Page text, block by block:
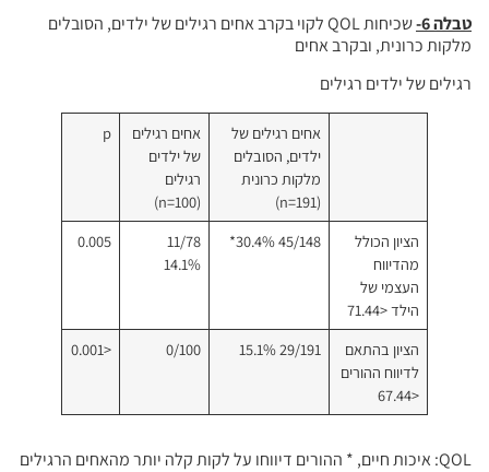
טבלה 6-
שכיחות QOL לקוי בקרב אחים רגילים של ילדים, הסובלים
מלקות כרונית, ובקרב אחים
רגילים של ילדים רגילים
אחים רגילים של
ילדים, הסובלים
מלקות כרונית
(n=191)
אחים רגילים
של ילדים
רגילים
(n=100)
p
הציון הכולל
מהדיווח
העצמי של
הילד <71.44
45/148 30.4%*
11/78
14.1%
0.005
הציון בהתאם
לדיווח ההורים
<67.44
29/191 15.1%
0/100
<0.001
QOL: איכות חיים, * ההורים דיווחו על לקות קלה יותר מהאחים הרגילים